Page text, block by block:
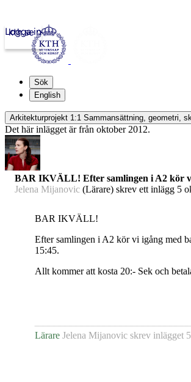
kth.se
Logga in
Sök
English
Arkitekturprojekt 1:1 Sammansättning, geometri,
Det här inlägget är från oktober 2012.
BAR IKVÄLL! Efter samlingen i A2 kör
Jelena Mijanovic (Lärare) skrev ett inlägg 5
BAR IKVÄLL!
Efter samlingen i A2 kör vi igång med
15:45.
Allt kommer att kosta 20:- Sek och
Lärare Jelena Mijanovic skrev inlägget